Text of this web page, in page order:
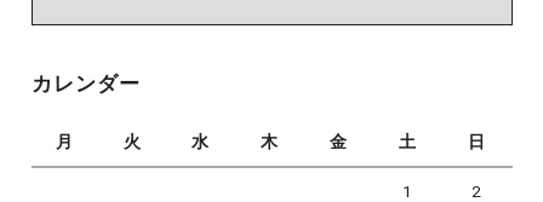
ー
カレンダー
月 火 水 木 金 土 日
1 2